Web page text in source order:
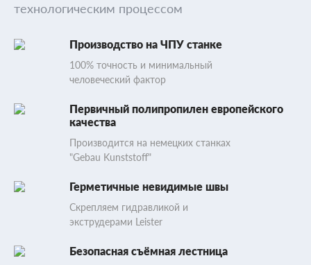
технологическим процессом
Производство на ЧПУ станке
100% точность и минимальный
человеческий фактор
Первичный полипропилен европейского
качества
Производится на немецких станках
"Gebau Kunststoff"
Герметичные невидимые швы
Скрепляем гидравликой и
экструдерами Leister
Безопасная съёмная лестница